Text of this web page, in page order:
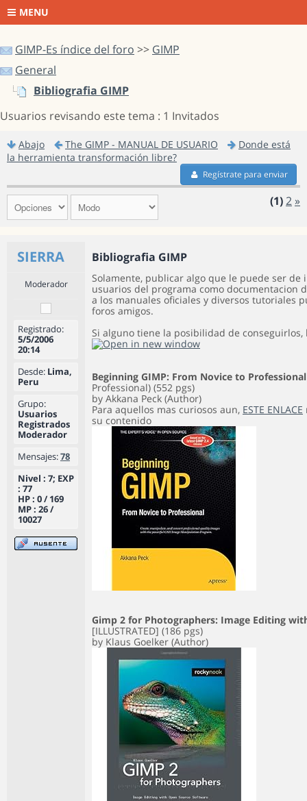
MENU
GIMP-Es índice del foro >> GIMP
General
Bibliografia GIMP
Usuarios revisando este tema : 1 Invitados
Abajo The GIMP - MANUAL DE USUARIO
Donde está
la herramienta transformación libre?
Regístrate para enviar
(1)2 »
SIERRA Bibliografia GIMP
Moderador
Registrado:
5/5/2006
20:14
Desde: Lima,
Peru
Grupo:
Usuarios
Registrados
Moderador
Mensajes:78
Nivel : 7; EXP
: 77
HP : 0 / 169
MP : 26 /
10027
Solamente, publicar algo que le puede ser de
usuarios del programa como documentacion
a los manuales oficiales y diversos tutoriales
foros amigos.
Si alguno tiene la posibilidad de conseguirlos,
Beginning GIMP: From Novice to Professional
Professional) (552 pgs)
by Akkana Peck (Author)
Para aquellos mas curiosos aun, ESTE ENLACE
su contenido
Gimp 2 for Photographers: Image Editing
[ILLUSTRATED] (186 pgs)
by Klaus Goelker (Author)